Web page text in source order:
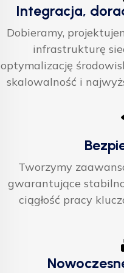
Integracja,
Dobieramy,
infrastrukturę
optymalizację
skalowalność i
Tworzymy
gwarantujące
ciągłość pracy